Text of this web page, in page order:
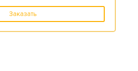
Заказать